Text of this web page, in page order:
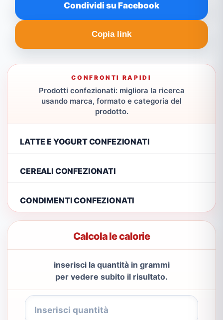
Condividi su Facebook
Copia link
CONFRONTI RAPIDI
Prodotti confezionati: migliora la ricerca
usando marca, formato e categoria del
prodotto.
LATTE E YOGURT CONFEZIONATI
CEREALI CONFEZIONATI
CONDIMENTI CONFEZIONATI
Calcola le calorie
inserisci la quantità in grammi
per vedere subito il risultato.